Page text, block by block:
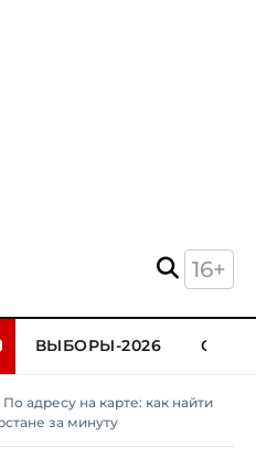
16+
ВЫБОРЫ-2026
По адресу на карте: как найти
за минуту